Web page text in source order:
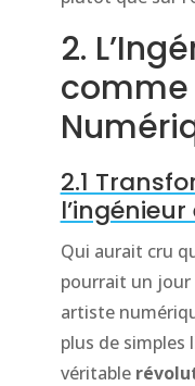
2.
comme
2.1
Qui aurait cru
pourrait un jour
artiste
plus de simples
véritable